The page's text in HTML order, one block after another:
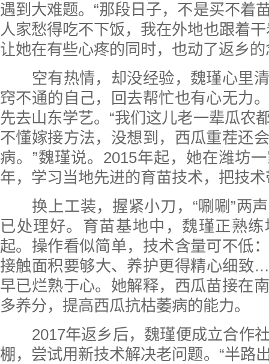
遇到大难题。“那段日子，不是买不着
人家愁得吃不下饭，我在外地也跟着
让她在有些心疼的同时，也动了返乡
空有热情，却没经验，魏瑾心里清
窍不通的自己，回去帮忙也有心无力
先去山东学艺。“我们这儿老一辈瓜农
不懂嫁接方法，没想到，西瓜重茬还
病。”魏瑾说。2015年起，她在潍坊
年，学习当地先进的育苗技术，把技
换上工装，握紧小刀，“唰唰”两声
已处理好。育苗基地中，魏瑾正熟
起。操作看似简单，技术含量可不低
接触面积要够大、养护更得精心细
早已烂熟于心。她解释，西瓜苗接在
多养分，提高西瓜抗枯萎病的能力。
2017年返乡后，魏瑾便成立合作
棚，尝试用新技术解决老问题。“半路